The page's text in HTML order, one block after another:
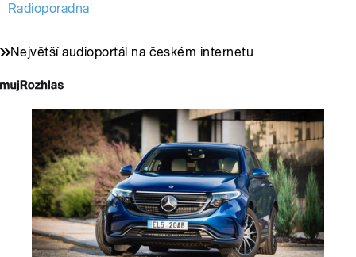
Radioporadna
Největší audioportál na českém internetu